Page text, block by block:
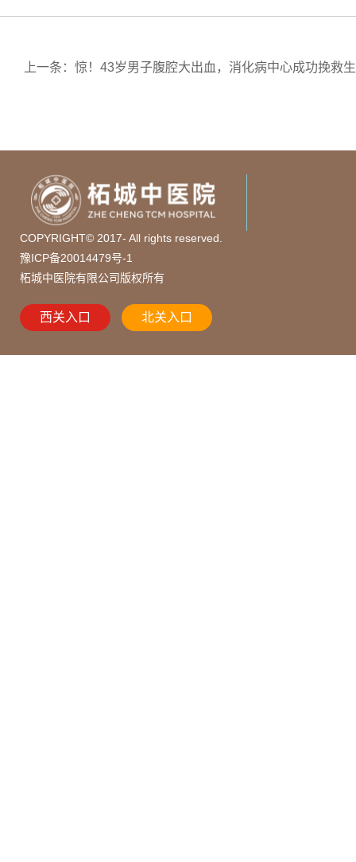
上一条：惊！43岁男子腹腔大出血，消化病中心成功挽救
COPYRIGHT© 2017- All rights reserved.
豫ICP备20014479号-1
柘城中医院有限公司版权所有
西关入口 北关入口